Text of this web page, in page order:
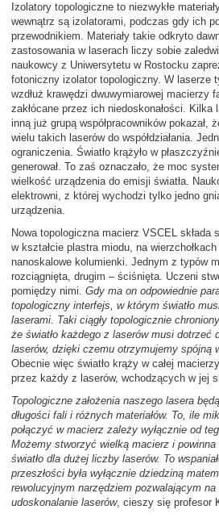
Izolatory topologiczne to niezwykłe
wewnątrz są izolatorami, podczas gdy ich
przewodnikiem. Materiały takie odkryto
zastosowania w laserach liczy sobie
naukowcy z Uniwersytetu w Rostocku
fotoniczny izolator topologiczny. W laserze
wzdłuż krawędzi dwuwymiarowej macierzy
zakłócane przez ich niedoskonałości. Kilka
inną już grupą współpracowników pokazał,
wielu takich laserów do współdziałania.
ograniczenia. Światło krążyło w
generował. To zaś oznaczało, że moc
wielkość urządzenia do emisji światła.
elektrowni, z której wychodzi tylko jedno
urządzenia.
Nowa topologiczna macierz VSCEL składa
w kształcie plastra miodu, na
nanoskalowe kolumienki. Jednym z typów
rozciągnięta, drugim – ściśnięta. Uczeni
pomiędzy nimi. Gdy ma on odpowiednie
topologiczny interfejs, w którym światło
laserami. Taki ciągły topologicznie
że światło każdego z laserów musi dotrzeć
laserów, dzięki czemu otrzymujemy spójną
Obecnie więc światło krąży w całej
przez każdy z laserów, wchodzących w jej
Topologiczne założenia naszego lasera
długości fali i różnych materiałów. To, ile
połączyć w macierz zależy wyłącznie od
Możemy stworzyć wielką macierz i
światło dla dużej liczby laserów. To
przeszłości była wyłącznie dziedziną
rewolucyjnym narzędziem pozwalającym na
udoskonalanie laserów, cieszy się profesor